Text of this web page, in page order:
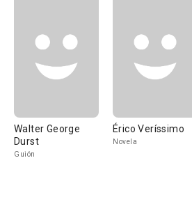
Walter George
Durst
Guión
Érico Veríssimo
Novela